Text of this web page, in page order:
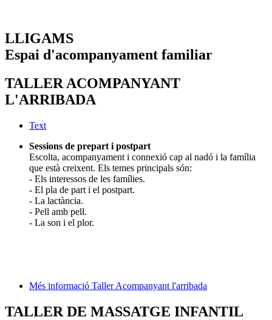
LLIGAMS
Espai d'acompanyament familiar
TALLER ACOMPANYANT
L'ARRIBADA
Text
Sessions de prepart i postpart
Escolta, acompanyament i connexió cap al nadó i la família
que està creixent. Els temes principals són:
- Els interessos de les famílies.
- El pla de part i el postpart.
- La lactància.
- Pell amb pell.
- La son i el plor.
Més informació Taller Acompanyant l'arribada
TALLER DE MASSATGE INFANTIL